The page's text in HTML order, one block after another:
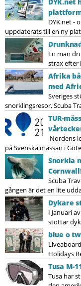
DYK.net
DYK.net -
uppdaterats till en ny
En man
strax efter
Afrika
med
Sveriges
snorklingsresor, Scuba
TUR-
Nordens
på Svenska mässan i
Snorkla
Scuba
gången är det en lite
Dykare
I Januari
stöttar
blue o
Holidays
Tusa M-
Tusa har